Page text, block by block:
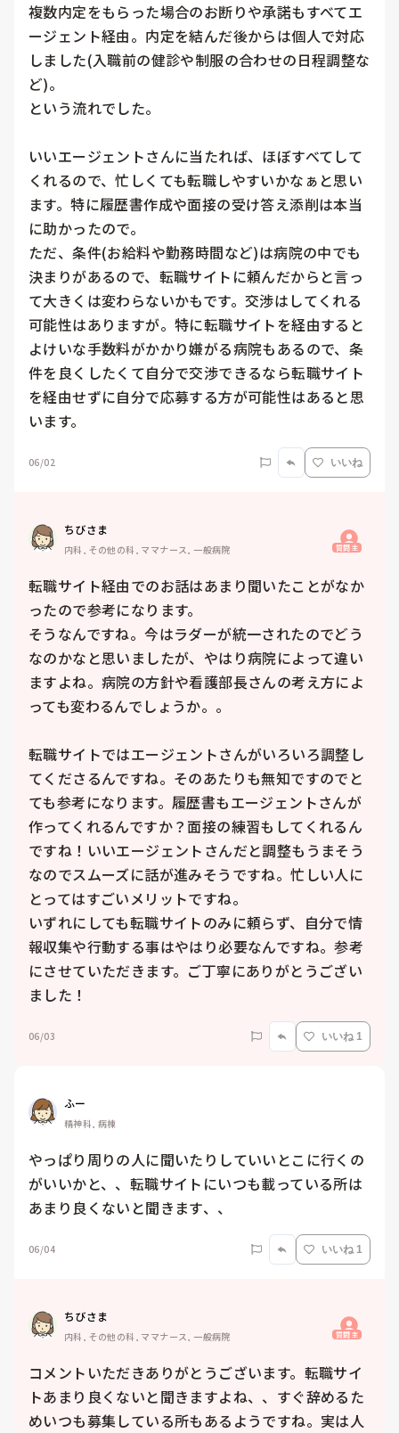
複数内定をもらった場合のお断りや承諾もすべてエ
ージェント経由。内定を結んだ後からは個人で対応
しました(入職前の健診や制服の合わせの日程調整な
ど)。
という流れでした。
いいエージェントさんに当たれば、ほぼすべてして
くれるので、忙しくても転職しやすいかなぁと思い
ます。特に履歴書作成や面接の受け答え添削は本当
に助かったので。
ただ、条件(お給料や勤務時間など)は病院の中でも
決まりがあるので、転職サイトに頼んだからと言っ
て大きくは変わらないかもです。交渉はしてくれる
可能性はありますが。特に転職サイトを経由すると
よけいな手数料がかかり嫌がる病院もあるので、条
件を良くしたくて自分で交渉できるなら転職サイト
を経由せずに自分で応募する方が可能性はあると思
います。
06/02 いいね
ちびさま
内科, その他の科, ママナース, 一般病院 質問主
転職サイト経由でのお話はあまり聞いたことがなか
ったので参考になります。
そうなんですね。今はラダーが統一されたのでどう
なのかなと思いましたが、やはり病院によって違い
ますよね。病院の方針や看護部長さんの考え方によ
っても変わるんでしょうか。。
転職サイトではエージェントさんがいろいろ調整し
てくださるんですね。そのあたりも無知ですのでと
ても参考になります。履歴書もエージェントさんが
作ってくれるんですか？面接の練習もしてくれるん
ですね！いいエージェントさんだと調整もうまそう
なのでスムーズに話が進みそうですね。忙しい人に
とってはすごいメリットですね。
いずれにしても転職サイトのみに頼らず、自分で情
報収集や行動する事はやはり必要なんですね。参考
にさせていただきます。ご丁寧にありがとうござい
ました！
06/03 いいね 1
ふー
精神科, 病棟
やっぱり周りの人に聞いたりしていいとこに行くの
がいいかと、、転職サイトにいつも載っている所は
あまり良くないと聞きます、、
06/04 いいね 1
ちびさま
内科, その他の科, ママナース, 一般病院 質問主
コメントいただきありがとうございます。転職サイ
トあまり良くないと聞きますよね、、すぐ辞めるた
めいつも募集している所もあるようですね。実は人